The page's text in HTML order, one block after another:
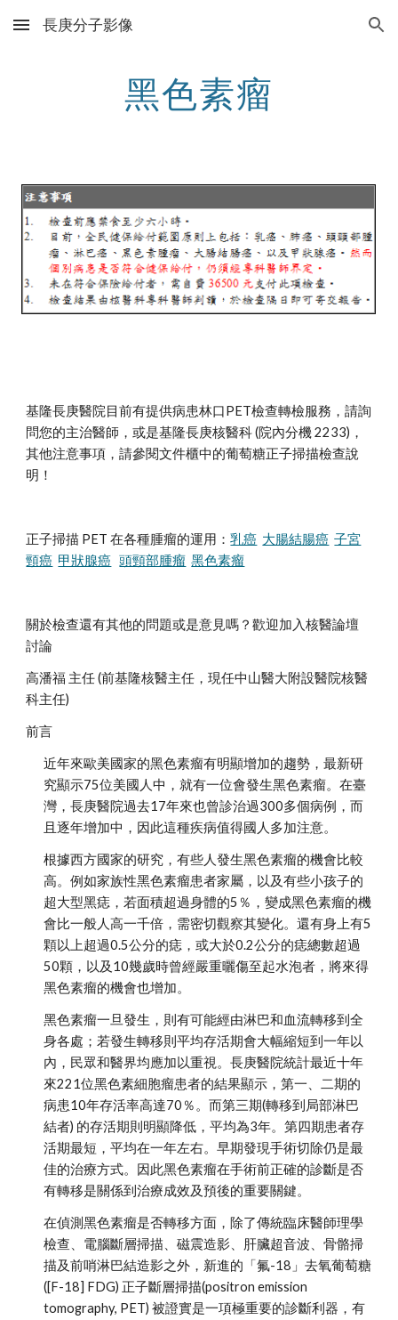
Skip to main content Skip to navigation
長庚分子影像
黑色素瘤
基隆長庚醫院目前有提供病患林口PET檢查轉檢服務，請詢
問您的主治醫師，或是基隆長庚核醫科 (院內分機 2233)，
其他注意事項，請參閱文件櫃中的葡萄糖正子掃描檢查說
明！
正子掃描 PET 在各種腫瘤的運用：乳癌 大腸結腸癌 子宮
頸癌 甲狀腺癌 頭頸部腫瘤 黑色素瘤
關於檢查還有其他的問題或是意見嗎？歡迎加入核醫論壇
討論
高潘福 主任 (前基隆核醫主任，現任中山醫大附設醫院核醫
科主任)
前言
近年來歐美國家的黑色素瘤有明顯增加的趨勢，最新研
究顯示75位美國人中，就有一位會發生黑色素瘤。在臺
灣，長庚醫院過去17年來也曾診治過300多個病例，而
且逐年增加中，因此這種疾病值得國人多加注意。
根據西方國家的研究，有些人發生黑色素瘤的機會比較
高。例如家族性黑色素瘤患者家屬，以及有些小孩子的
超大型黑痣，若面積超過身體的5％，變成黑色素瘤的機
會比一般人高一千倍，需密切觀察其變化。還有身上有5
顆以上超過0.5公分的痣，或大於0.2公分的痣總數超過
50顆，以及10幾歲時曾經嚴重曬傷至起水泡者，將來得
黑色素瘤的機會也增加。
黑色素瘤一旦發生，則有可能經由淋巴和血流轉移到全
身各處；若發生轉移則平均存活期會大幅縮短到一年以
內，民眾和醫界均應加以重視。長庚醫院統計最近十年
來221位黑色素細胞瘤患者的結果顯示，第一、二期的
病患10年存活率高達70％。而第三期(轉移到局部淋巴
結者) 的存活期則明顯降低，平均為3年。第四期患者存
活期最短，平均在一年左右。早期發現手術切除仍是最
佳的治療方式。因此黑色素瘤在手術前正確的診斷是否
有轉移是關係到治療成效及預後的重要關鍵。
在偵測黑色素瘤是否轉移方面，除了傳統臨床醫師理學
檢查、電腦斷層掃描、磁震造影、肝臟超音波、骨骼掃
描及前哨淋巴結造影之外，新進的「氟-18」去氧葡萄糖
([F-18] FDG) 正子斷層掃描(positron emission
tomography, PET) 被證實是一項極重要的診斷利器，有